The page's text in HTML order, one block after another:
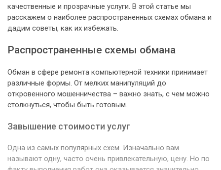
качественные и прозрачные услуги. В этой статье мы
расскажем о наиболее распространенных схемах обмана и
дадим советы, как их избежать.
Распространенные схемы обмана
Обман в сфере ремонта компьютерной техники принимает
различные формы. От мелких манипуляций до
откровенного мошенничества – важно знать, с чем можно
столкнуться, чтобы быть готовым.
Завышение стоимости услуг
Одна из самых популярных схем. Изначально вам
называют одну, часто очень привлекательную, цену. Но по